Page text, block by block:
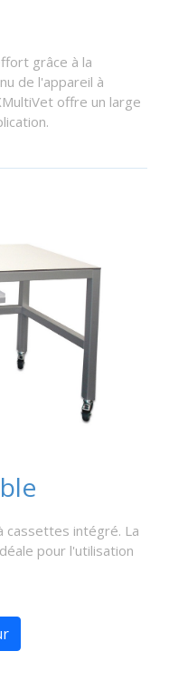
grâce à la
de l'appareil à
offre un large
cassettes intégré. La
pour l'utilisation